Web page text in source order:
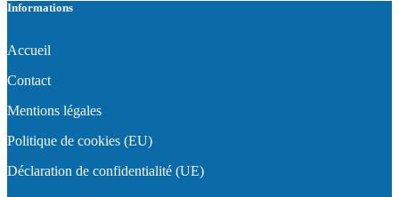
Informations
Accueil
Contact
Mentions légales
Politique de cookies (EU)
Déclaration de confidentialité (UE)